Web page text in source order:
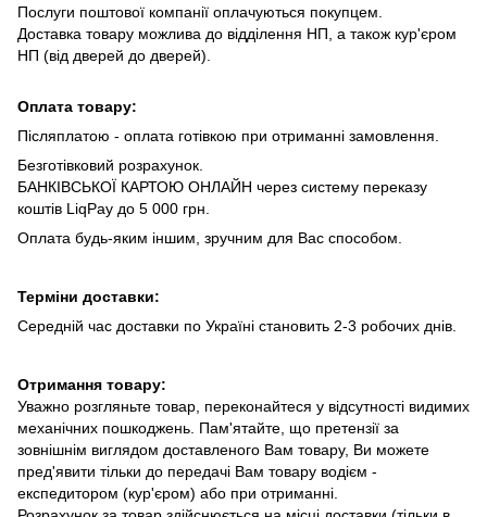
Послуги поштової компанії оплачуються покупцем.
Доставка товару можлива до відділення НП, а також кур'єром
НП (від дверей до дверей).
Оплата товару:
Післяплатою - оплата готівкою при отриманні замовлення.
Безготівковий розрахунок.
БАНКІВСЬКОЇ КАРТОЮ ОНЛАЙН через систему переказу
коштів LiqPay до 5 000 грн.
Оплата будь-яким іншим, зручним для Вас способом.
Терміни доставки:
Середній час доставки по Україні становить 2-3 робочих днів.
Отримання товару:
Уважно розгляньте товар, переконайтеся у відсутності видимих
механічних пошкоджень. Пам'ятайте, що претензії за
зовнішнім виглядом доставленого Вам товару, Ви можете
пред'явити тільки до передачі Вам товару водієм -
експедитором (кур'єром) або при отриманні.